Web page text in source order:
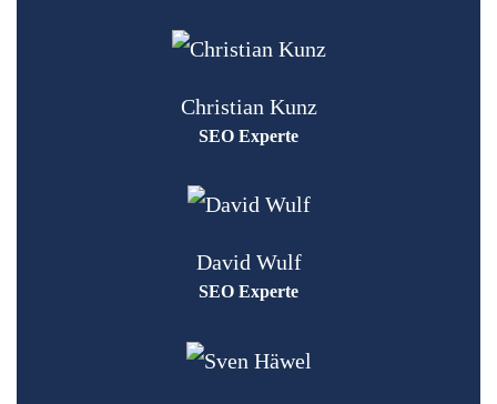
Christian Kunz
SEO Experte
David Wulf
SEO Experte